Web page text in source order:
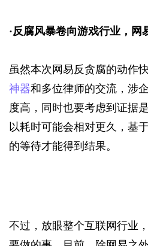
·反腐风暴卷向游戏行业，网
虽然本次网易反贪腐的动作
神器和多位律师的交流，涉
度高，同时也要考虑到证据
以耗时可能会相对更久，基
的等待才能得到结果。
不过，放眼整个互联网行业